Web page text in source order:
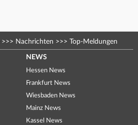
>>> Nachrichten >>> Top-Meldungen
NEWS
Hessen News
Frankfurt News
Wiesbaden News
Mainz News
Kassel News